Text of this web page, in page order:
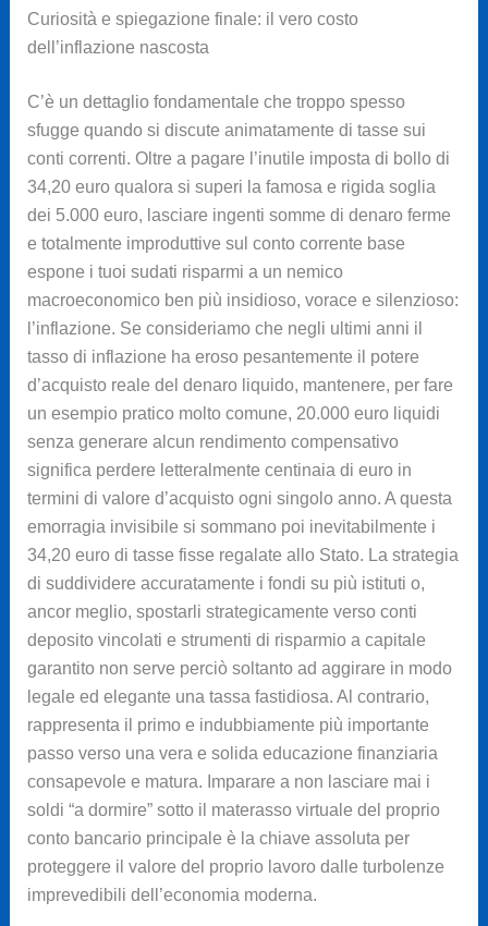
Curiosità e spiegazione finale: il vero costo
dell’inflazione nascosta
C’è un dettaglio fondamentale che troppo spesso
sfugge quando si discute animatamente di tasse sui
conti correnti. Oltre a pagare l’inutile imposta di bollo di
34,20 euro qualora si superi la famosa e rigida soglia
dei 5.000 euro, lasciare ingenti somme di denaro ferme
e totalmente improduttive sul conto corrente base
espone i tuoi sudati risparmi a un nemico
macroeconomico ben più insidioso, vorace e silenzioso:
l’inflazione. Se consideriamo che negli ultimi anni il
tasso di inflazione ha eroso pesantemente il potere
d’acquisto reale del denaro liquido, mantenere, per fare
un esempio pratico molto comune, 20.000 euro liquidi
senza generare alcun rendimento compensativo
significa perdere letteralmente centinaia di euro in
termini di valore d’acquisto ogni singolo anno. A questa
emorragia invisibile si sommano poi inevitabilmente i
34,20 euro di tasse fisse regalate allo Stato. La strategia
di suddividere accuratamente i fondi su più istituti o,
ancor meglio, spostarli strategicamente verso conti
deposito vincolati e strumenti di risparmio a capitale
garantito non serve perciò soltanto ad aggirare in modo
legale ed elegante una tassa fastidiosa. Al contrario,
rappresenta il primo e indubbiamente più importante
passo verso una vera e solida educazione finanziaria
consapevole e matura. Imparare a non lasciare mai i
soldi “a dormire” sotto il materasso virtuale del proprio
conto bancario principale è la chiave assoluta per
proteggere il valore del proprio lavoro dalle turbolenze
imprevedibili dell’economia moderna.